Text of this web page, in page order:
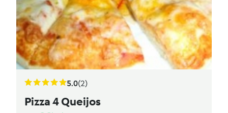
5.0(2)
Pizza 4 Queijos